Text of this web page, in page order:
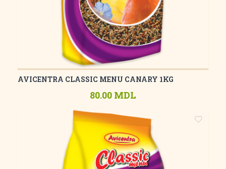
AVICENTRA CLASSIC MENU CANARY 1KG
80.00 MDL